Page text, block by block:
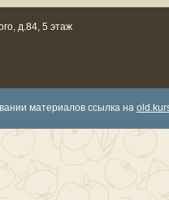
д.84, 5 этаж
материалов ссылка на